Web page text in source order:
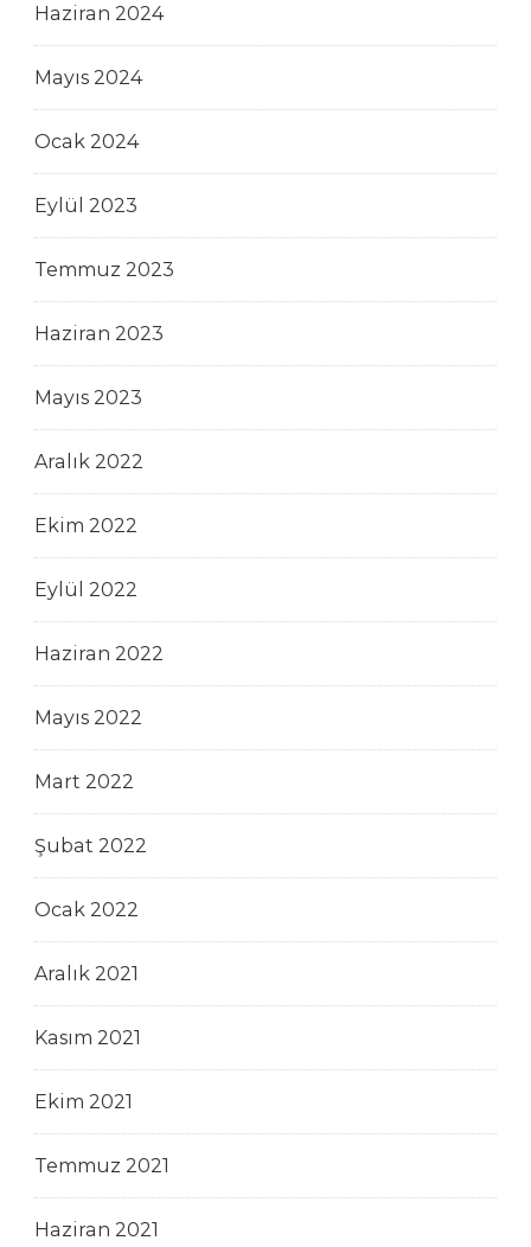
Haziran 2024
Mayıs 2024
Ocak 2024
Eylül 2023
Temmuz 2023
Haziran 2023
Mayıs 2023
Aralık 2022
Ekim 2022
Eylül 2022
Haziran 2022
Mayıs 2022
Mart 2022
Şubat 2022
Ocak 2022
Aralık 2021
Kasım 2021
Ekim 2021
Temmuz 2021
Haziran 2021